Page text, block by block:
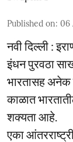
Published on: 06
नवी दिल्ली :
इंधन पुरवठा
भारतासह
काळात
शक्यता आहे.
एका